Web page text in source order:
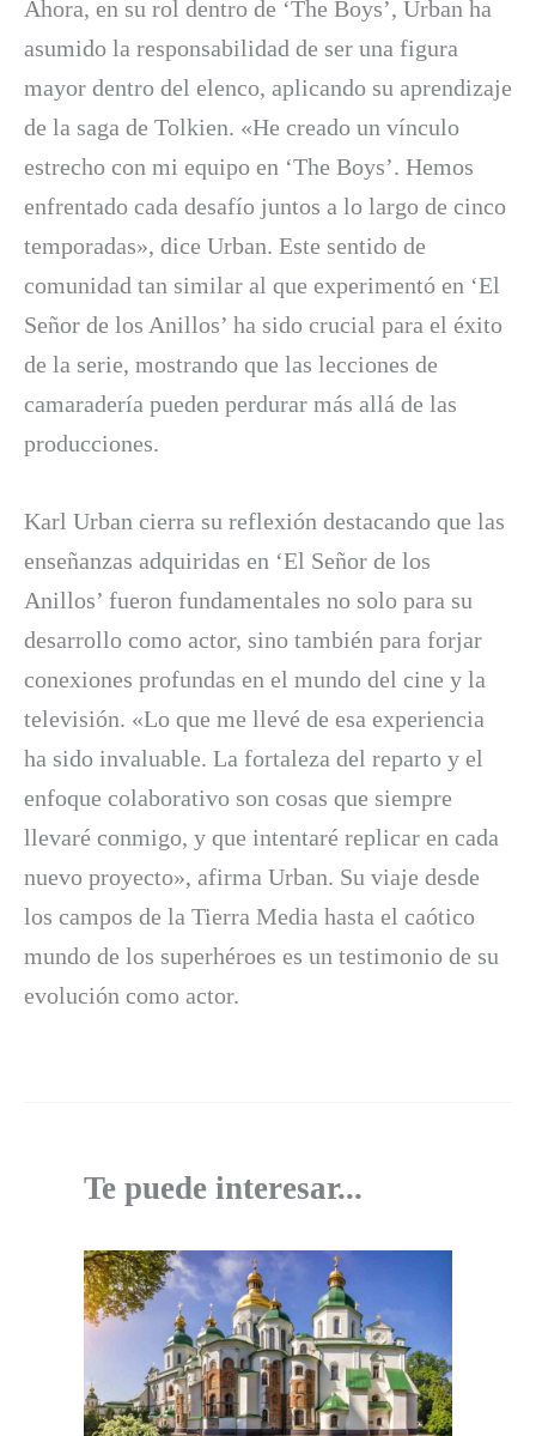
Ahora, en su rol dentro de ‘The Boys’, Urban ha
asumido la responsabilidad de ser una figura
mayor dentro del elenco, aplicando su aprendizaje
de la saga de Tolkien. «He creado un vínculo
estrecho con mi equipo en ‘The Boys’. Hemos
enfrentado cada desafío juntos a lo largo de cinco
temporadas», dice Urban. Este sentido de
comunidad tan similar al que experimentó en ‘El
Señor de los Anillos’ ha sido crucial para el éxito
de la serie, mostrando que las lecciones de
camaradería pueden perdurar más allá de las
producciones.
Karl Urban cierra su reflexión destacando que las
enseñanzas adquiridas en ‘El Señor de los
Anillos’ fueron fundamentales no solo para su
desarrollo como actor, sino también para forjar
conexiones profundas en el mundo del cine y la
televisión. «Lo que me llevé de esa experiencia
ha sido invaluable. La fortaleza del reparto y el
enfoque colaborativo son cosas que siempre
llevaré conmigo, y que intentaré replicar en cada
nuevo proyecto», afirma Urban. Su viaje desde
los campos de la Tierra Media hasta el caótico
mundo de los superhéroes es un testimonio de su
evolución como actor.
Te puede interesar...